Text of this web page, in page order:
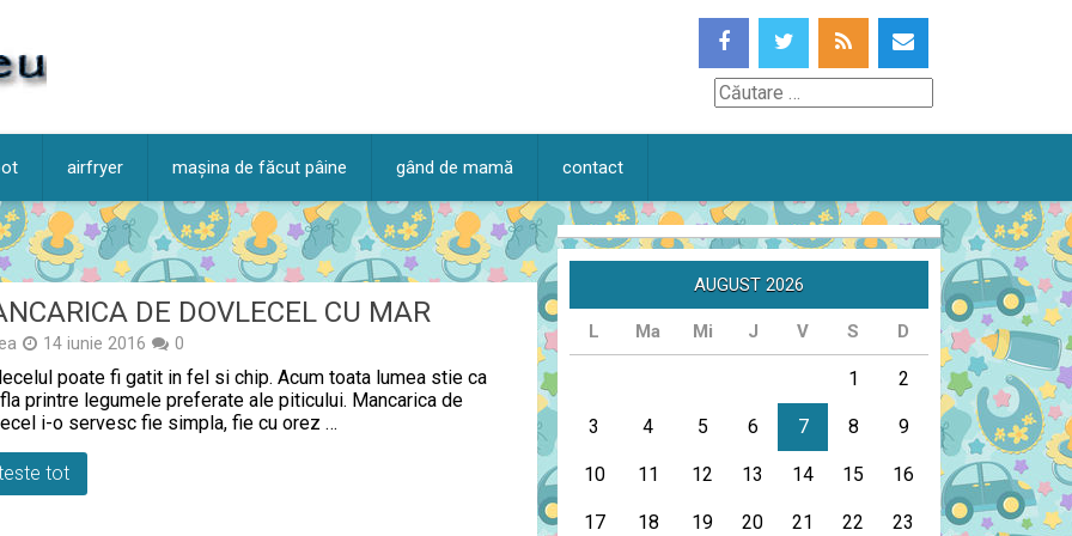
Căutare
airfryer mașina de făcut pâine gând de mamă contact
DE DOVLECEL CU MAR
14 iunie 2016 0
poate fi gatit in fel si chip. Acum toata lumea stie ca
printre legumele preferate ale piticului. Mancarica de
i-o servesc fie simpla, fie cu orez …
tot
AUGUST 2026
L Ma Mi J V S D
1 2
3 4 5 6 7 8 9
10 11 12 13 14 15 16
17 18 19 20 21 22 23